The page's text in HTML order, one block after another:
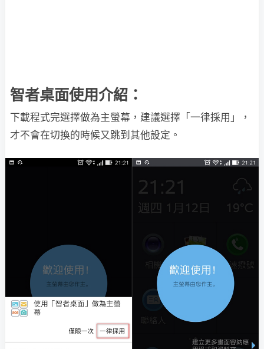
智者桌面使用介紹：
下載程式完選擇做為主螢幕，建議選擇「一律採用」，
才不會在切換的時候又跳到其他設定。